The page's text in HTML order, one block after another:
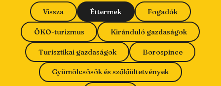
Vissza Éttermek Fogadók
ÖKO-turizmus Kiránduló gazdaságok
Turisztikai gazdaságok Borospince
Gyümölcsösök és szőlőültetvények